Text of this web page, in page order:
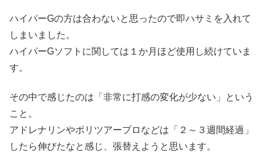
ハイパーGの方は合わないと思ったので即ハサミを入れて
しまいました。
ハイパーGソフトに関しては１か月ほど使用し続けていま
す。
その中で感じたのは「非常に打感の変化が少ない」という
こと。
アドレナリンやポリツアープロなどは「２～３週間経過」
したら伸びたなと感じ、張替えようと思います。